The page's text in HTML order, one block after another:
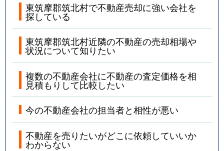
東筑摩郡筑北村で不動産売却に強い会社を
探している
東筑摩郡筑北村近隣の不動産の売却相場や
状況について知りたい
複数の不動産会社に不動産の査定価格を相
見積もりして比較したい
今の不動産会社の担当者と相性が悪い
不動産を売りたいがどこに依頼していいか
わからない